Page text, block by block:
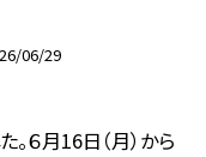
06/29
。６月16日（月）から